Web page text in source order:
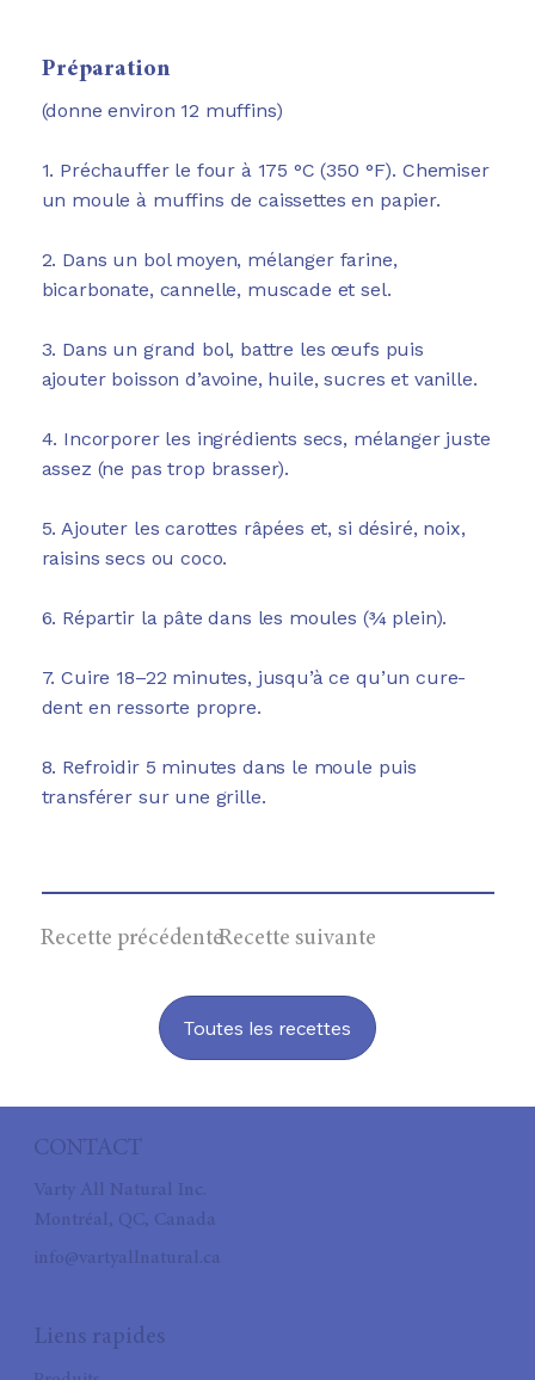
Préparation
(donne environ 12 muffins)
1. Préchauffer le four à 175 °C (350 °F). Chemiser
un moule à muffins de caissettes en papier.
2. Dans un bol moyen, mélanger farine,
bicarbonate, cannelle, muscade et sel.
3. Dans un grand bol, battre les œufs puis
ajouter boisson d’avoine, huile, sucres et vanille.
4. Incorporer les ingrédients secs, mélanger juste
assez (ne pas trop brasser).
5. Ajouter les carottes râpées et, si désiré, noix,
raisins secs ou coco.
6. Répartir la pâte dans les moules (¾ plein).
7. Cuire 18–22 minutes, jusqu’à ce qu’un cure-
dent en ressorte propre.
8. Refroidir 5 minutes dans le moule puis
transférer sur une grille.
Recette précédente
Toutes les recettes
Recette suivante
CONTACT
Varty All Natural Inc.
Montréal, QC, Canada
info@vartyallnatural.ca
Liens rapides